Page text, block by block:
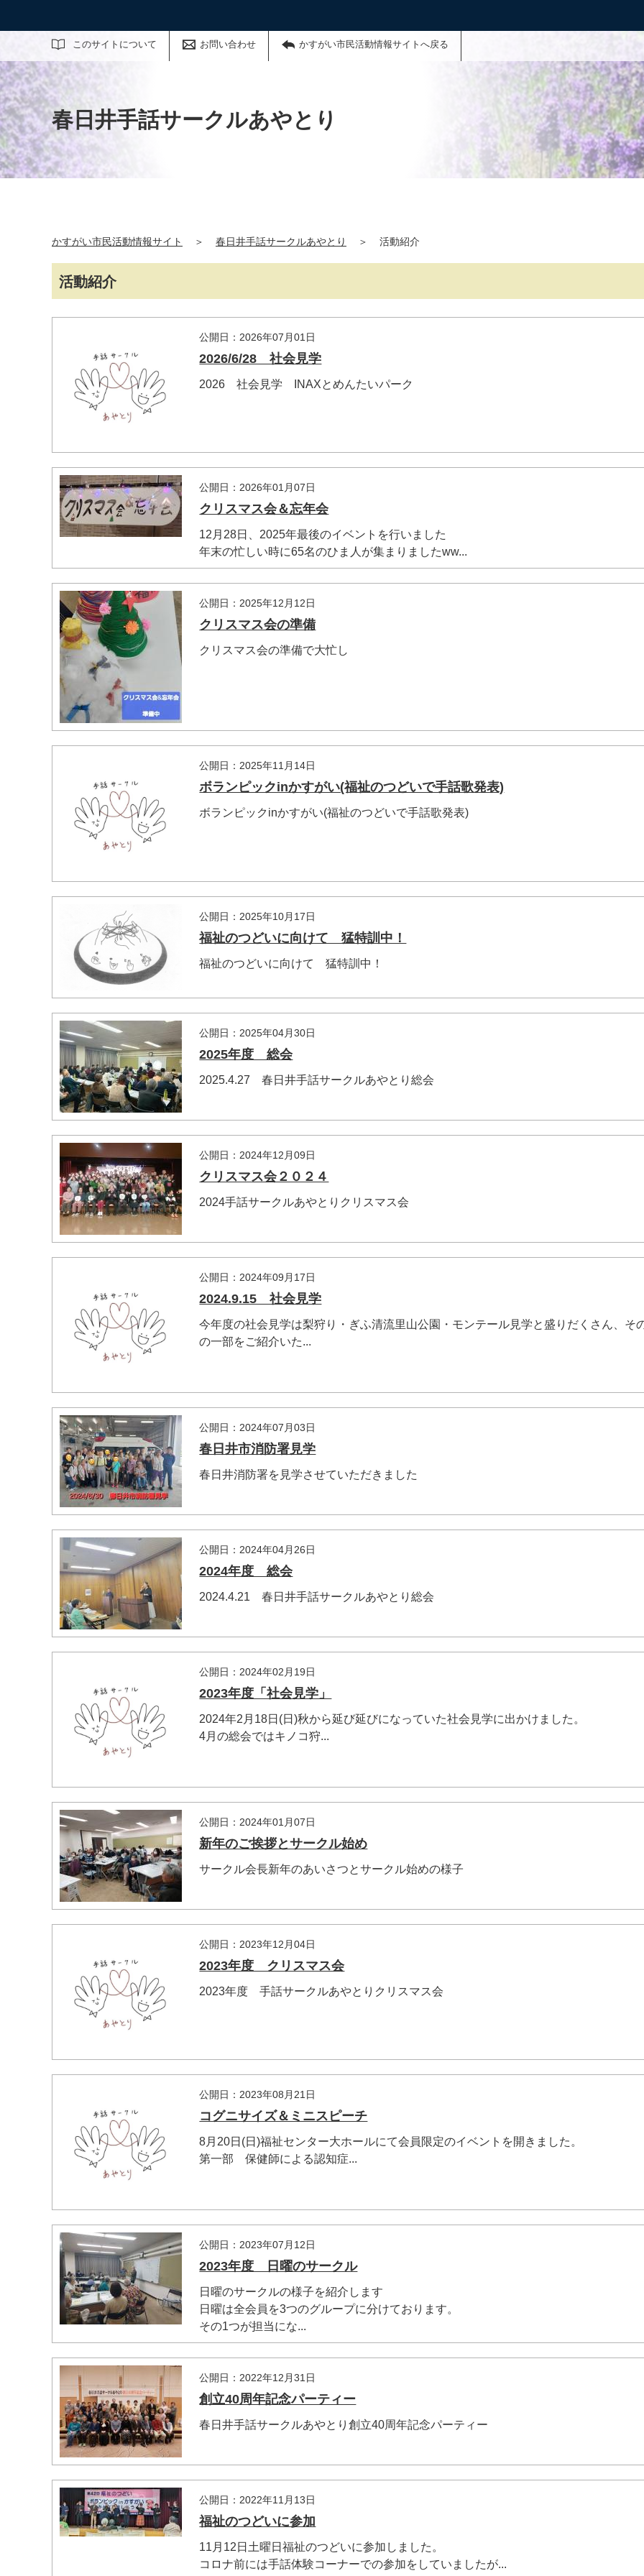
このサイトについて お問い合わせ かすがい市民活動情報サイトへ戻る
サイト内検索
春日井手話サークルあやとり
かすがい市民活動情報サイト ＞ 春日井手話サークルあやとり ＞ 活動紹介
活動紹介
公開日：2026年07月01日
2026/6/28 社会見学
2026 社会見学 INAXとめんたいパーク
公開日：2026年01月07日
クリスマス会＆忘年会
12月28日、2025年最後のイベントを行いました
年末の忙しい時に65名のひま人が集まりましたww...
公開日：2025年12月12日
クリスマス会の準備
クリスマス会の準備で大忙し
公開日：2025年11月14日
ボランピックinかすがい(福祉のつどいで手話歌発表)
ボランピックinかすがい(福祉のつどいで手話歌発表)
公開日：2025年10月17日
福祉のつどいに向けて 猛特訓中！
福祉のつどいに向けて 猛特訓中！
公開日：2025年04月30日
2025年度 総会
2025.4.27 春日井手話サークルあやとり総会
公開日：2024年12月09日
クリスマス会２０２４
2024手話サークルあやとりクリスマス会
公開日：2024年09月17日
2024.9.15 社会見学
今年度の社会見学は梨狩り・ぎふ清流里山公園・モンテール見学と盛りだくさん、そ
の一部をご紹介いた...
公開日：2024年07月03日
春日井市消防署見学
春日井消防署を見学させていただきました
公開日：2024年04月26日
2024年度 総会
2024.4.21 春日井手話サークルあやとり総会
公開日：2024年02月19日
2023年度「社会見学」
2024年2月18日(日)秋から延び延びになっていた社会見学に出かけました。
4月の総会ではキノコ狩...
公開日：2024年01月07日
新年のご挨拶とサークル始め
サークル会長新年のあいさつとサークル始めの様子
公開日：2023年12月04日
2023年度 クリスマス会
2023年度 手話サークルあやとりクリスマス会
公開日：2023年08月21日
コグニサイズ＆ミニスピーチ
8月20日(日)福祉センター大ホールにて会員限定のイベントを開きました。
第一部 保健師による認知症...
公開日：2023年07月12日
2023年度 日曜のサークル
日曜のサークルの様子を紹介します
日曜は全会員を3つのグループに分けております。
その1つが担当にな...
公開日：2022年12月31日
創立40周年記念パーティー
春日井手話サークルあやとり創立40周年記念パーティー
公開日：2022年11月13日
福祉のつどいに参加
11月12日土曜日福祉のつどいに参加しました。
コロナ前には手話体験コーナーでの参加をしていましたが...
マイメディア検索